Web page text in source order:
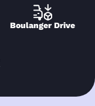
Boulanger Drive